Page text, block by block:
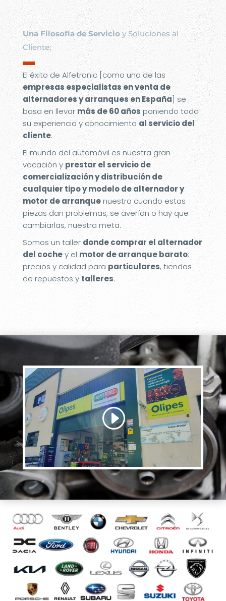
Una Filosofía de Servicioy Soluciones al
Cliente;
▬
El éxito de Alfetronic [como una de las
empresas especialistas en venta de
alternadores y arranques en España] se
basa en llevarmás de 60 añosponiendo toda
su experiencia y conocimiento al servicio del
cliente.
El mundo del automóvil es nuestra gran
vocación y prestar el servicio de
comercialización y distribución de
cualquier tipo y modelo de alternador y
motor de arranquenuestra cuando estas
piezas dan problemas, se averían o hay que
cambiarlas, nuestra meta.
Somos un taller donde comprar el alternador
del cochey el motor de arranque barato;
precios y calidad para particulares, tiendas
de repuestos y talleres.